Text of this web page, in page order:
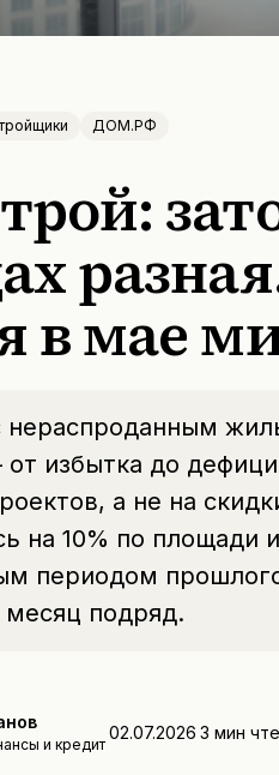
ДОМ.РФ
в мае
нераспроданным
избытка до
а не на
на 10% по площади
периодом
месяц подряд.
и кредит
02.07.2026 3 мин